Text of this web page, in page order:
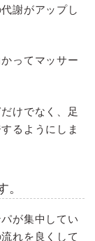
謝がアップし
ってマッサー
けでなく、足
るようにしま
が集中してい
れを良くして